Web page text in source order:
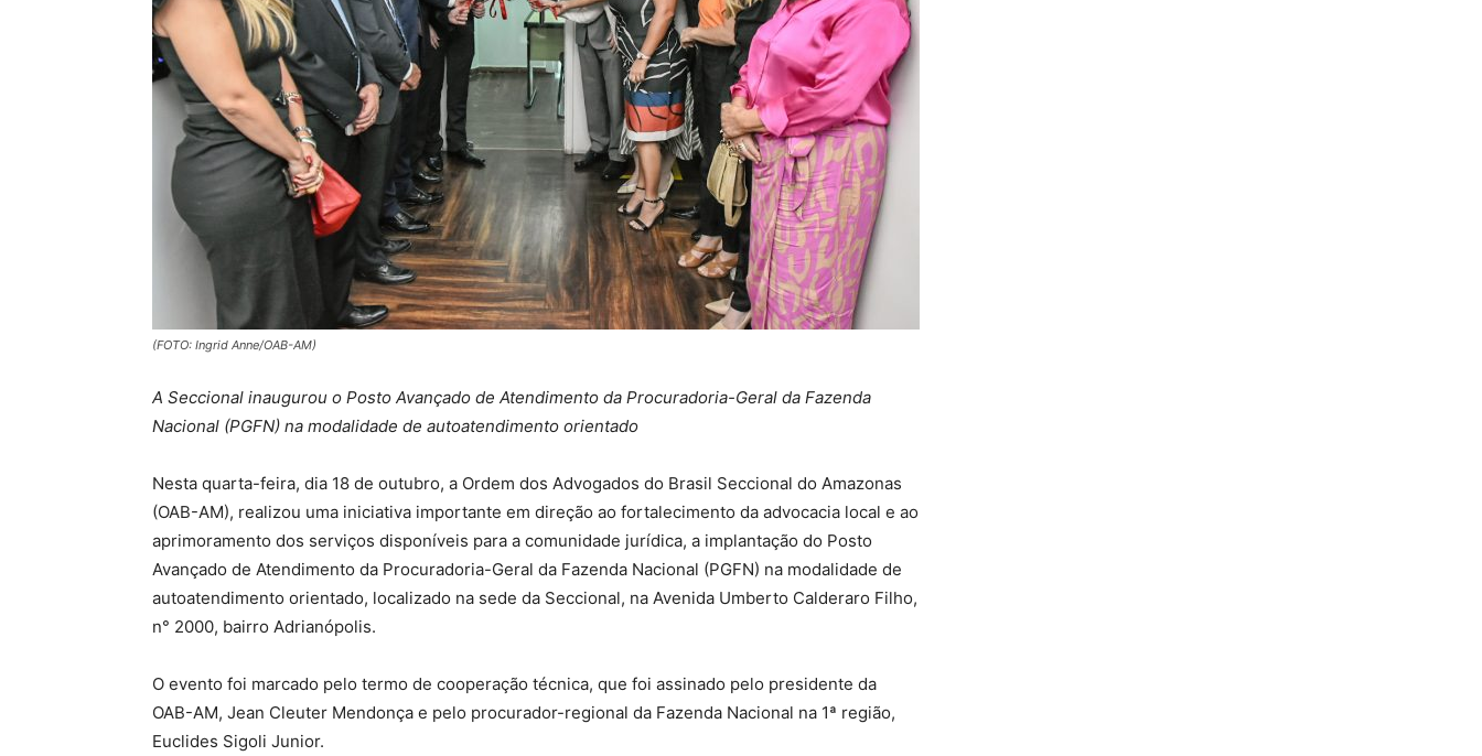
(FOTO: Ingrid Anne/OAB-AM)
A Seccional inaugurou o Posto Avançado de Atendimento da Procuradoria-Geral da Fazenda
Nacional (PGFN) na modalidade de autoatendimento orientado
Nesta quarta-feira, dia 18 de outubro, a Ordem dos Advogados do Brasil Seccional do Amazonas
(OAB-AM), realizou uma iniciativa importante em direção ao fortalecimento da advocacia local e ao
aprimoramento dos serviços disponíveis para a comunidade jurídica, a implantação do Posto
Avançado de Atendimento da Procuradoria-Geral da Fazenda Nacional (PGFN) na modalidade de
autoatendimento orientado, localizado na sede da Seccional, na Avenida Umberto Calderaro Filho,
n° 2000, bairro Adrianópolis.
O evento foi marcado pelo termo de cooperação técnica, que foi assinado pelo presidente da
OAB-AM, Jean Cleuter Mendonça e pelo procurador-regional da Fazenda Nacional na 1ª região,
Euclides Sigoli Junior.